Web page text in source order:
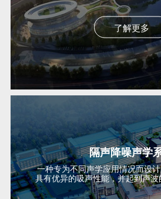
了解更多
隔声降噪声学
一种专为不同声学应用情况而设
具有优异的吸声性能，并起到声
失)...